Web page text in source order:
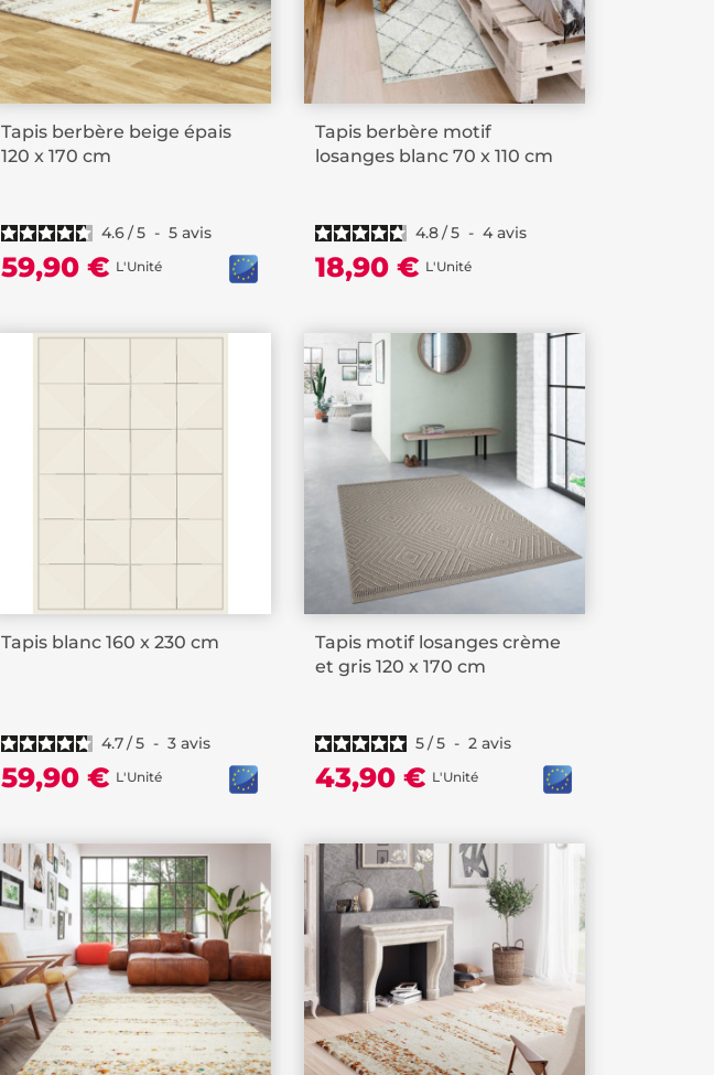
Tapis berbère beige épais
120 x 170 cm
4.6/5 - 5 avis
59,90 € L'Unité
Tapis berbère motif
losanges blanc 70 x 110 cm
4.8/5 - 4 avis
18,90 € L'Unité
Tapis blanc 160 x 230 cm
4.7/5 - 3 avis
59,90 € L'Unité
Tapis motif losanges crème
et gris 120 x 170 cm
5/5 - 2 avis
43,90 € L'Unité